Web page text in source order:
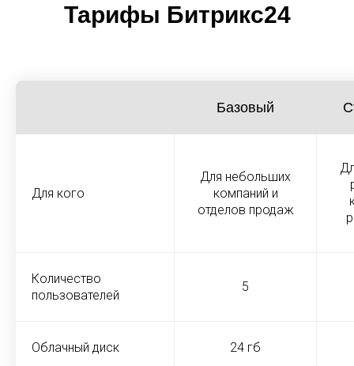
Тарифы Битрикс24
Базовый
Для кого
Для небольших
компаний и
отделов продаж
Количество
пользователей
5
Облачный диск 24 гб